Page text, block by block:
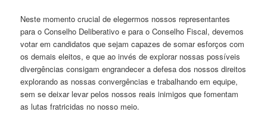
Neste momento crucial de elegermos nossos representantes
para o Conselho Deliberativo e para o Conselho Fiscal, devemos
votar em candidatos que sejam capazes de somar esforços com
os demais eleitos, e que ao invés de explorar nossas possíveis
divergências consigam engrandecer a defesa dos nossos direitos
explorando as nossas convergências e trabalhando em equipe,
sem se deixar levar pelos nossos reais inimigos que fomentam
as lutas fratricidas no nosso meio.